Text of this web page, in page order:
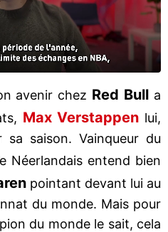
avenir chez Red Bull a
Max Verstappen lui,
saison. Vainqueur du
Néerlandais entend bien
pointant devant lui au
du monde. Mais pour
du monde le sait, cela